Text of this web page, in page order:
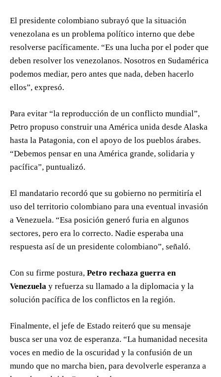
El presidente colombiano subrayó que la situación
venezolana es un problema político interno que debe
resolverse pacíficamente. “Es una lucha por el poder que
deben resolver los venezolanos. Nosotros en Sudamérica
podemos mediar, pero antes que nada, deben hacerlo
ellos”, expresó.
Para evitar “la reproducción de un conflicto mundial”,
Petro propuso construir una América unida desde Alaska
hasta la Patagonia, con el apoyo de los pueblos árabes.
“Debemos pensar en una América grande, solidaria y
pacífica”, puntualizó.
El mandatario recordó que su gobierno no permitiría el
uso del territorio colombiano para una eventual invasión
a Venezuela. “Esa posición generó furia en algunos
sectores, pero era lo correcto. Nadie esperaba una
respuesta así de un presidente colombiano”, señaló.
Con su firme postura, Petro rechaza guerra en
Venezuela y refuerza su llamado a la diplomacia y la
solución pacífica de los conflictos en la región.
Finalmente, el jefe de Estado reiteró que su mensaje
busca ser una voz de esperanza. “La humanidad necesita
voces en medio de la oscuridad y la confusión de un
mundo que no marcha bien, para devolverle esperanza a